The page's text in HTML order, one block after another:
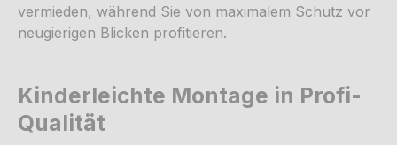
vermieden, während Sie von maximalem Schutz vor
neugierigen Blicken profitieren.
Kinderleichte Montage in Profi-
Qualität